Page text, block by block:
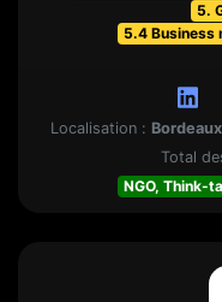
5.
5.4 Business
Localisation : Bordeaux
Total
NGO, Think-